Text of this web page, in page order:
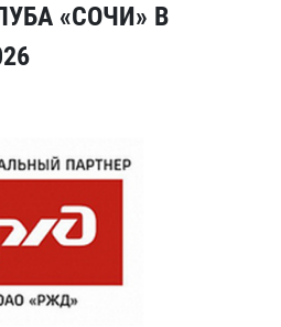
«СОЧИ» В